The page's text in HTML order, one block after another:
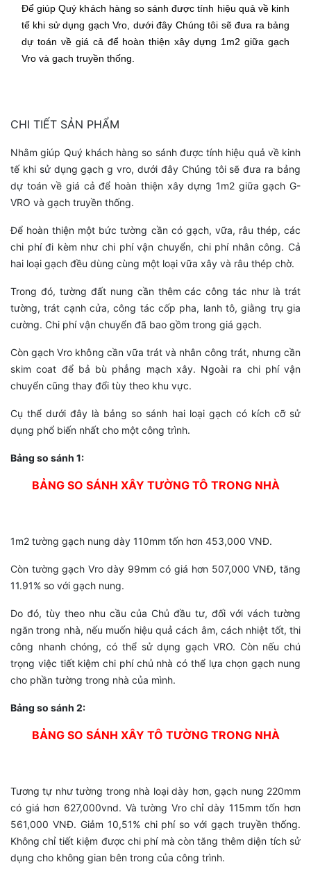
Để giúp Quý khách hàng so sánh được tính hiệu quả về kinh
tế khi sử dụng gạch Vro, dưới đây Chúng tôi sẽ đưa ra bảng
dự toán về giá cả để hoàn thiện xây dựng 1m2 giữa gạch
Vro và gạch truyền thống.
CHI TIẾT SẢN PHẨM
Nhằm giúp Quý khách hàng so sánh được tính hiệu quả về kinh
tế khi sử dụng gạch g vro, dưới đây Chúng tôi sẽ đưa ra bảng
dự toán về giá cả để hoàn thiện xây dựng 1m2 giữa gạch G-
VRO và gạch truyền thống.
Để hoàn thiện một bức tường cần có gạch, vữa, râu thép, các
chi phí đi kèm như chi phí vận chuyển, chi phí nhân công. Cả
hai loại gạch đều dùng cùng một loại vữa xây và râu thép chờ.
Trong đó, tường đất nung cần thêm các công tác như là trát
tường, trát cạnh cửa, công tác cốp pha, lanh tô, giằng trụ gia
cường. Chi phí vận chuyển đã bao gồm trong giá gạch.
Còn gạch Vro không cần vữa trát và nhân công trát, nhưng cần
skim coat để bả bù phẳng mạch xây. Ngoài ra chi phí vận
chuyển cũng thay đổi tùy theo khu vực.
Cụ thể dưới đây là bảng so sánh hai loại gạch có kích cỡ sử
dụng phổ biến nhất cho một công trình.
Bảng so sánh 1:
BẢNG SO SÁNH XÂY TƯỜNG TÔ TRONG NHÀ
1m2 tường gạch nung dày 110mm tốn hơn 453,000 VNĐ.
Còn tường gạch Vro dày 99mm có giá hơn 507,000 VNĐ, tăng
11.91% so với gạch nung.
Do đó, tùy theo nhu cầu của Chủ đầu tư, đối với vách tường
ngăn trong nhà, nếu muốn hiệu quả cách âm, cách nhiệt tốt, thi
công nhanh chóng, có thể sử dụng gạch VRO. Còn nếu chú
trọng việc tiết kiệm chi phí chủ nhà có thể lựa chọn gạch nung
cho phần tường trong nhà của mình.
Bảng so sánh 2:
BẢNG SO SÁNH XÂY TÔ TƯỜNG TRONG NHÀ
Tương tự như tường trong nhà loại dày hơn, gạch nung 220mm
có giá hơn 627,000vnd. Và tường Vro chỉ dày 115mm tốn hơn
561,000 VNĐ. Giảm 10,51% chi phí so với gạch truyền thống.
Không chỉ tiết kiệm được chi phí mà còn tăng thêm diện tích sử
dụng cho không gian bên trong của công trình.